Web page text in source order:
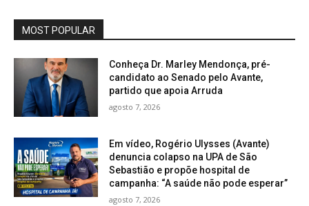
MOST POPULAR
Conheça Dr. Marley Mendonça, pré-
candidato ao Senado pelo Avante,
partido que apoia Arruda
agosto 7, 2026
Em vídeo, Rogério Ulysses (Avante)
denuncia colapso na UPA de São
Sebastião e propõe hospital de
campanha: “A saúde não pode esperar”
agosto 7, 2026